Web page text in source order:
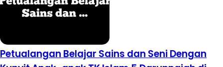
Petualangan Belajar Sains dan Seni Dengan